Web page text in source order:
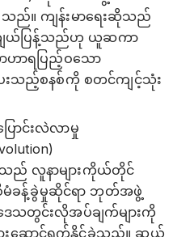
ည်။ ကျန်းမာရေးဆိုသည်
ျယ်ပြန့်သည်ဟု ယူဆကာ
ာဟာရပြည့်ဝသော
ေးသည့်စနစ်ကို စတင်ကျင့်သုံး
ောင်းလဲလာမှု
သည် လူနာများကိုယ်တိုင်
စီမံခန့်ခွဲမှုဆိုင်ရာ ဘုတ်အဖွဲ့
သတွင်းလိုအပ်ချက်များကို
းဆောင်ရွက်နိုင်ခဲ့သည်။ ဆယ်